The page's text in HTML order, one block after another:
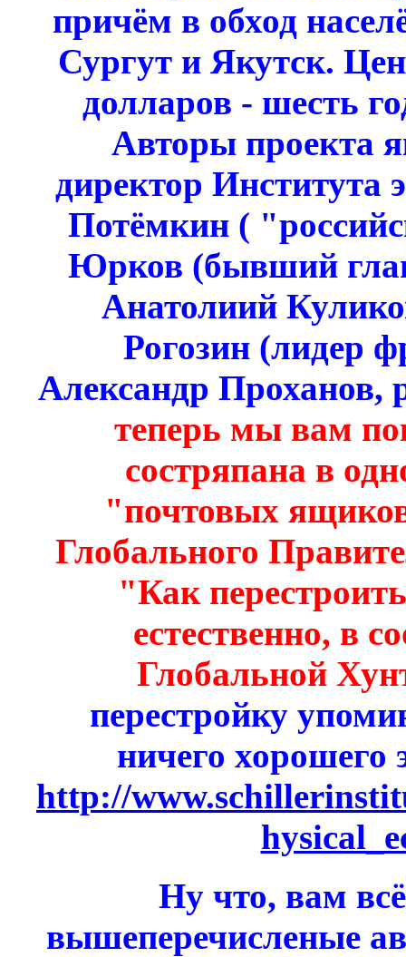
причём в обход
Сургут и Якутск.
долларов - шесть
Авторы проекта
директор
Потёмкин (
Юрков (бывший
Анатолиий
Рогозин (лидер
Александр Проханов,
теперь мы вам
состряпана в
"почтовых
Глобального
"Как
естественно, в
Глобальной
перестройку
ничего хорошего
http://
Ну что, вам
вышеперечисленые